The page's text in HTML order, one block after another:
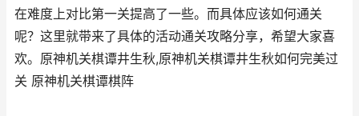
在难度上对比第一关提高了一些。而具体应该如何通关
呢？这里就带来了具体的活动通关攻略分享，希望大家喜
欢。原神机关棋谭井生秋,原神机关棋谭井生秋如何完美过
关 原神机关棋谭棋阵